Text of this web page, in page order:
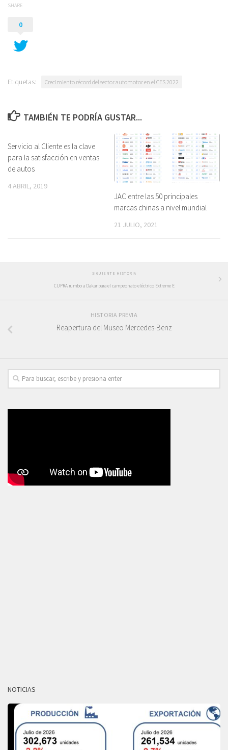
SHARE
0
Etiquetas: Crecimiento récord del sector automotor en el CES 2022
TAMBIÉN TE PODRÍA GUSTAR...
Servicio al Cliente es la clave
para la satisfacción en ventas
de autos
4 ABRIL, 2019
JAC entre las 50 principales
marcas chinas a nivel mundial
21 JULIO, 2021
SIGUIENTE HISTORIA
CUPRA rumbo a Dakar para el campeonato eléctrico Extreme E
HISTORIA PREVIA
Reapertura del Museo Mercedes-Benz
NOTICIAS